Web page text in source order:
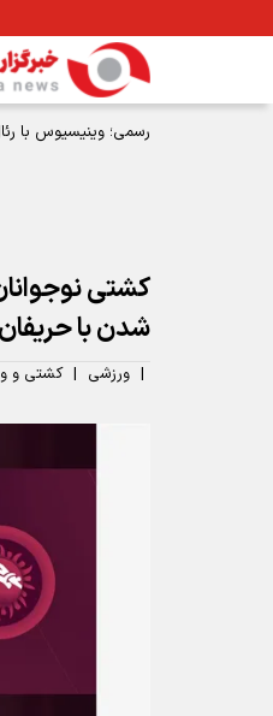
رسمی؛ وینیسیوس با رئال ۶ ساله تمدید
کشتی
شدن با حریفان
| ورزشی | کشتی و